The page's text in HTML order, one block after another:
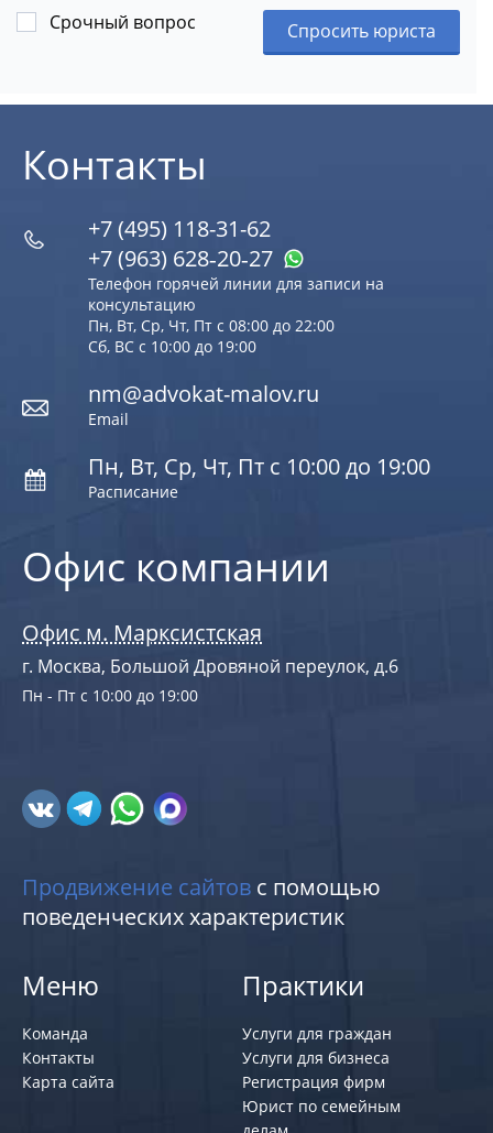
Срочный вопрос Спросить юриста
Офис компании
Офис м. Марксистская
г. Москва, Большой Дровяной переулок, д.6
Пн - Пт с 10:00 до 19:00
Контакты
+7 (495) 118-31-62
+7 (963) 628‑20‑27
Телефон горячей линии для записи на
консультацию
Пн, Вт, Ср, Чт, Пт с 08:00 до 22:00
Сб, ВС с 10:00 до 19:00
nm@advokat-malov.ru
Email
Пн, Вт, Ср, Чт, Пт с 10:00 до 19:00
Расписание
Продвижение сайтов с помощью
поведенческих характеристик
Меню
Команда
Контакты
Карта сайта
Практики
Услуги для граждан
Услуги для бизнеса
Регистрация фирм
Юрист по семейным